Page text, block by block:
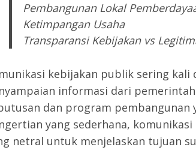
Pembangunan Lokal
Ketimpangan Usaha
Transparansi Kebijakan vs
kebijakan publik sering kali
informasi dari
dan program pembangunan
yang sederhana,
netral untuk menjelaskan tujuan